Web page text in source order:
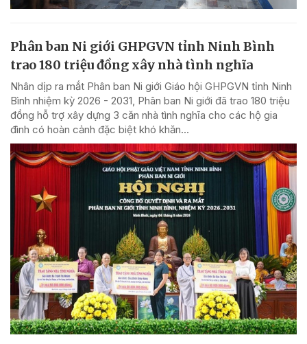
Phân ban Ni giới GHPGVN tỉnh Ninh Bình
trao 180 triệu đồng xây nhà tình nghĩa
Nhân dịp ra mắt Phân ban Ni giới Giáo hội GHPGVN tỉnh Ninh
Bình nhiệm kỳ 2026 - 2031, Phân ban Ni giới đã trao 180 triệu
đồng hỗ trợ xây dựng 3 căn nhà tình nghĩa cho các hộ gia
đình có hoàn cảnh đặc biệt khó khăn...